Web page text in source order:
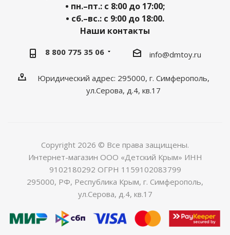
• пн.–пт.: с 8:00 до 17:00;
• сб.–вс.: с 9:00 до 18:00.
Наши контакты
8 800 775 35 06 info@dmtoy.ru
Юридический адрес: 295000, г. Симферополь,
ул.Серова, д.4, кв.17
Copyright 2026 © Все права защищены.
Интернет-магазин ООО «Детский Крым» ИНН
9102180292 ОГРН 1159102083799
295000, РФ, Республика Крым, г. Симферополь,
ул.Серова, д.4, кв.17